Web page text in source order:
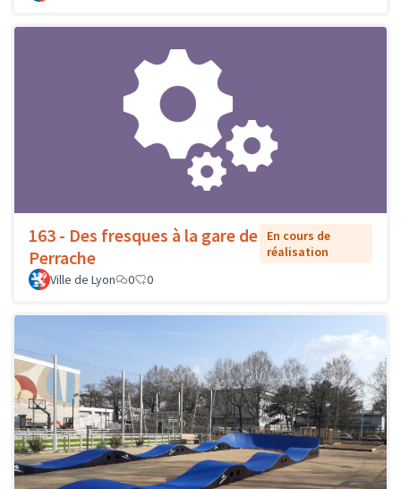
163 - Des fresques à la gare de
Perrache
En cours de
réalisation
Ville de Lyon
0 0